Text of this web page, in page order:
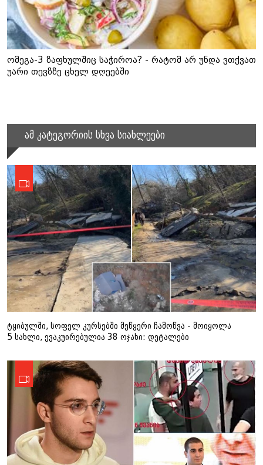
ომეგა-3 ზაფხულშიც საჭიროა? - რატომ არ უნდა ვთქვათ
უარი თევზზე ცხელ დღეებში
ამ კატეგორიის სხვა სიახლეები
ტყიბულში, სოფელ კურსებში მეწყერი ჩამოწვა - მოიყოლა
5 სახლი, ევაკუირებულია 38 ოჯახი: დეტალები